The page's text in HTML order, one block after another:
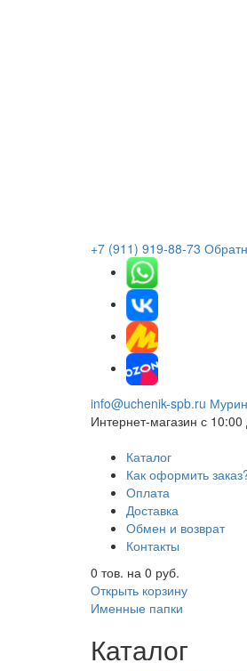
+7 (911) 919-88-73
info@uchenik-spb.ru
Интернет-магазин с 10:00
Каталог
Как оформить
Оплата
Доставка
Обмен и возврат
Контакты
0 тов. на 0 руб.
Открыть корзину
Именные папки
Каталог